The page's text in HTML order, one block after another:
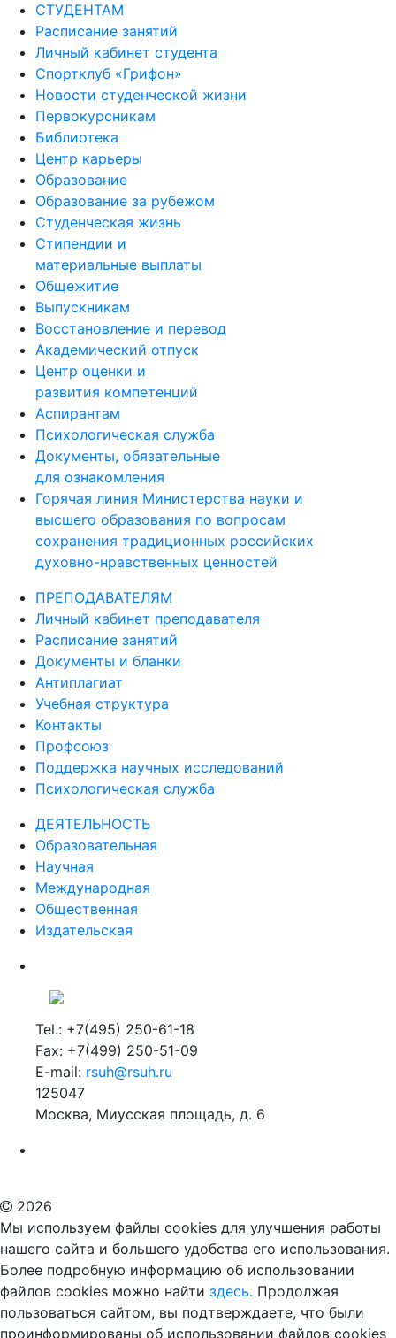
СТУДЕНТАМ
Расписание занятий
Личный кабинет студента
Спортклуб «Грифон»
Новости студенческой жизни
Первокурсникам
Библиотека
Центр карьеры
Образование
Образование за рубежом
Студенческая жизнь
Стипендии и
материальные выплаты
Общежитие
Выпускникам
Восстановление и перевод
Академический отпуск
Центр оценки и
развития компетенций
Аспирантам
Психологическая служба
Документы, обязательные
для ознакомления
Горячая линия Министерства науки и
высшего образования по вопросам
сохранения традиционных российских
духовно-нравственных ценностей
ПРЕПОДАВАТЕЛЯМ
Личный кабинет преподавателя
Расписание занятий
Документы и бланки
Антиплагиат
Учебная структура
Контакты
Профсоюз
Поддержка научных исследований
Психологическая служба
ДЕЯТЕЛЬНОСТЬ
Образовательная
Научная
Международная
Общественная
Издательская
Tel.: +7(495) 250-61-18
Fax: +7(499) 250-51-09
E-mail: rsuh@rsuh.ru
125047
Москва, Миусская площадь, д. 6
2026
Мы используем файлы cookies для улучшения работы
нашего сайта и большего удобства его использования.
Более подробную информацию об использовании
файлов cookies можно найти здесь. Продолжая
пользоваться сайтом, вы подтверждаете, что были
проинформированы об использовании файлов cookies